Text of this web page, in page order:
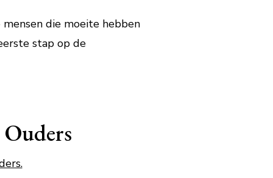
die moeite hebben
stap op de